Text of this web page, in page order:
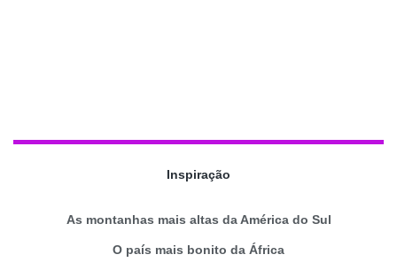
Inspiração
As montanhas mais altas da América do Sul
O país mais bonito da África